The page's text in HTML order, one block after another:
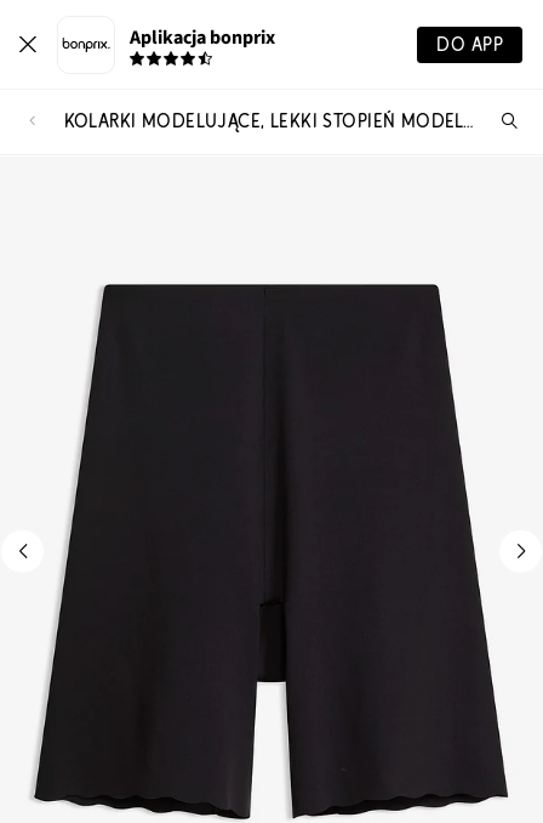
Aplikacja bonprix DO APP
KOLARKI MODELUJĄCE, LEKKI STOPIEŃ MODELOWANIA SYLWETKI